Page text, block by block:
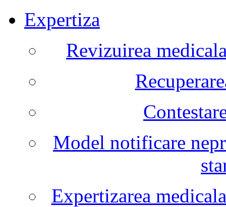
Expertiza
Revizuirea
Model notificare
Expertizarea